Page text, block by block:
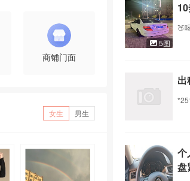
商铺门面
女生 男生
5图
🍑
出
个
盘